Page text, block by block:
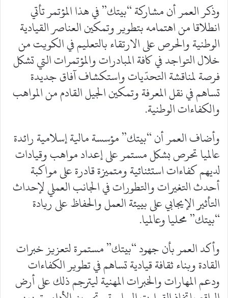
وذكر العمر أن مشاركة “بيتك” في هذا المؤتمر تأتي
انطلاقا من اهتمامه بتطوير وتمكين العناصر القيادية
الوطنية والحرص على الارتقاء بالتعليم في الكويت من
خلال التواجد في كافة المبادرات والمؤتمرات التي تشكل
فرصة لمناقشة التحدّيات واستكشاف آفاق جديدة
تساهم في نقل المعرفة وتمكين الجيل القادم من المواهب
والكفاءات الوطنية.
وأضاف العمر أن “بيتك” مؤسسة مالية إسلامية رائدة
عالميا تحرص بشكل مستمر على إعداد مواهب وقيادات
لديهم كفاءات استثنائية ومتميزة قادرة على مواكبة
أحدث التغيرات والتطورات في الجانب العملي لإحداث
التأثير الإيجابي على بييئة العمل والحفاظ على ريادة
“بيتك” محليا وعالميا.
وأكد العمر بأن جهود “بيتك” مستمرة لتعزيز خبرات
القادة وبناء ثقافة قيادية تساهم في تطوير الكفاءات
ودعم المهارات والخبرات المهنية ليترجم ذلك على أرض